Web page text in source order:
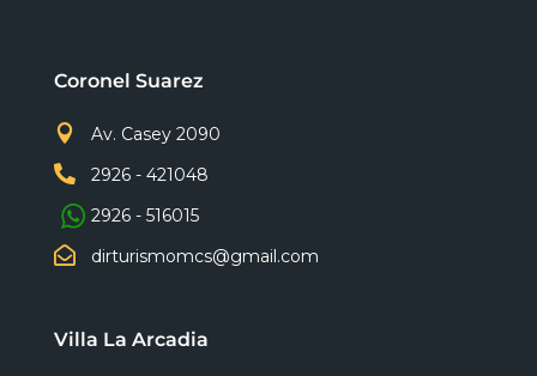
Coronel Suarez

Av. Casey 2090

2926 - 421048
2926 - 516015

dirturismomcs@gmail.com
Villa La Arcadia